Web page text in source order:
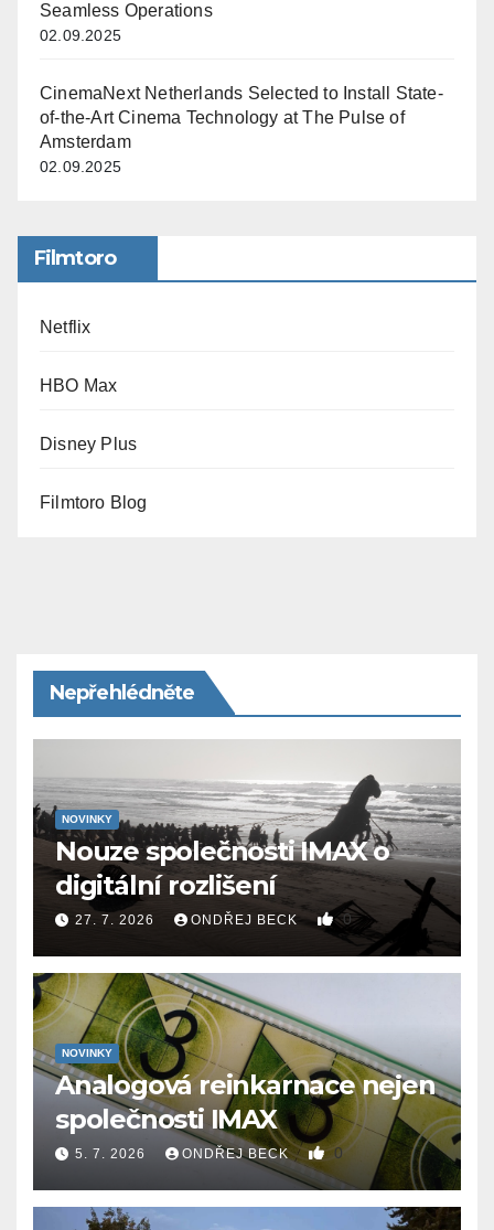
Seamless Operations
02.09.2025
CinemaNext Netherlands Selected to Install State-
of-the-Art Cinema Technology at The Pulse of
Amsterdam
02.09.2025
Filmtoro
Netflix
HBO Max
Disney Plus
Filmtoro Blog
Nepřehlédněte
NOVINKY
Nouze společnosti IMAX o
digitální rozlišení
27. 7. 2026 ONDŘEJ BECK 0
NOVINKY
Analogová reinkarnace nejen
společnosti IMAX
5. 7. 2026 ONDŘEJ BECK 0